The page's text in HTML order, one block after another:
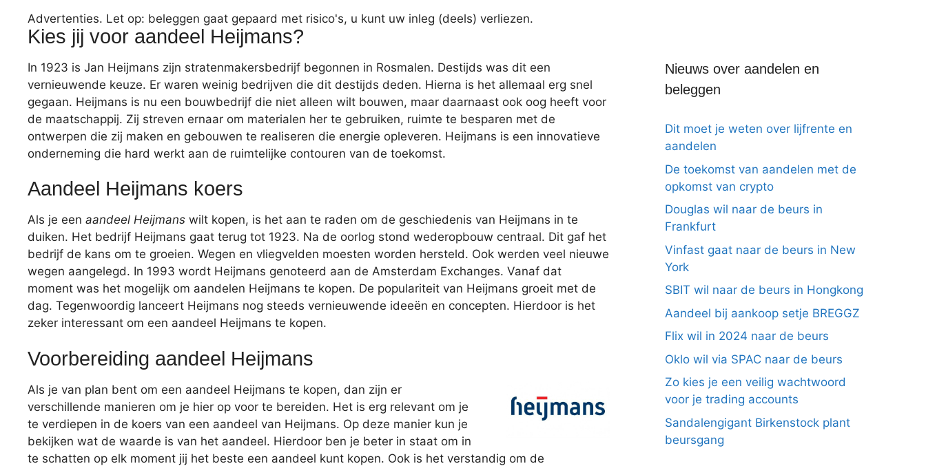
Advertenties. Let op: beleggen gaat gepaard met risico's, u kunt uw inleg (deels) verliezen.
Kies jij voor aandeel Heijmans?
In 1923 is Jan Heijmans zijn stratenmakersbedrijf begonnen in Rosmalen. Destijds was dit een
vernieuwende keuze. Er waren weinig bedrijven die dit destijds deden. Hierna is het allemaal erg snel
gegaan. Heijmans is nu een bouwbedrijf die niet alleen wilt bouwen, maar daarnaast ook oog heeft voor
de maatschappij. Zij streven ernaar om materialen her te gebruiken, ruimte te besparen met de
ontwerpen die zij maken en gebouwen te realiseren die energie opleveren. Heijmans is een innovatieve
onderneming die hard werkt aan de ruimtelijke contouren van de toekomst.
Aandeel Heijmans koers
Als je een aandeel Heijmans wilt kopen, is het aan te raden om de geschiedenis van Heijmans in te
duiken. Het bedrijf Heijmans gaat terug tot 1923. Na de oorlog stond wederopbouw centraal. Dit gaf het
bedrijf de kans om te groeien. Wegen en vliegvelden moesten worden hersteld. Ook werden veel nieuwe
wegen aangelegd. In 1993 wordt Heijmans genoteerd aan de Amsterdam Exchanges. Vanaf dat
moment was het mogelijk om aandelen Heijmans te kopen. De populariteit van Heijmans groeit met de
dag. Tegenwoordig lanceert Heijmans nog steeds vernieuwende ideeën en concepten. Hierdoor is het
zeker interessant om een aandeel Heijmans te kopen.
Voorbereiding aandeel Heijmans
Als je van plan bent om een aandeel Heijmans te kopen, dan zijn er
verschillende manieren om je hier op voor te bereiden. Het is erg relevant om je
te verdiepen in de koers van een aandeel van Heijmans. Op deze manier kun je
bekijken wat de waarde is van het aandeel. Hierdoor ben je beter in staat om in
te schatten op elk moment jij het beste een aandeel kunt kopen. Ook is het verstandig om de
Nieuws over aandelen en
beleggen
Dit moet je weten over lijfrente en
aandelen
De toekomst van aandelen met de
opkomst van crypto
Douglas wil naar de beurs in
Frankfurt
Vinfast gaat naar de beurs in New
York
SBIT wil naar de beurs in Hongkong
Aandeel bij aankoop setje BREGGZ
Flix wil in 2024 naar de beurs
Oklo wil via SPAC naar de beurs
Zo kies je een veilig wachtwoord
voor je trading accounts
Sandalengigant Birkenstock plant
beursgang